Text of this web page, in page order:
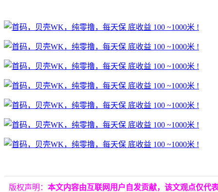
版权声明： 本文内容由互联网用户自发贡献，该文观点仅代